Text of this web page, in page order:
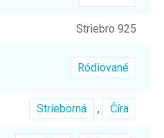
Striebro 925
Ródiované
Strieborná , Číra